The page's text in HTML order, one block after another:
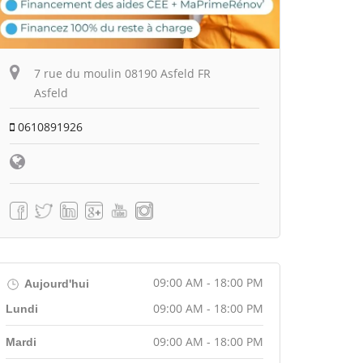
7 rue du moulin 08190 Asfeld FR
Asfeld
0610891926
Aujourd'hui 09:00 AM - 18:00 PM
Lundi 09:00 AM - 18:00 PM
Mardi 09:00 AM - 18:00 PM